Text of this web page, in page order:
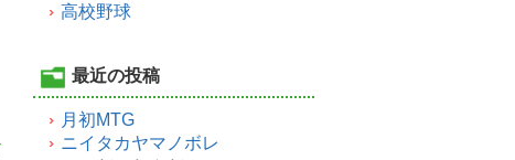
高校野球
最近の投稿
月初MTG
ニイタカヤマノボレ